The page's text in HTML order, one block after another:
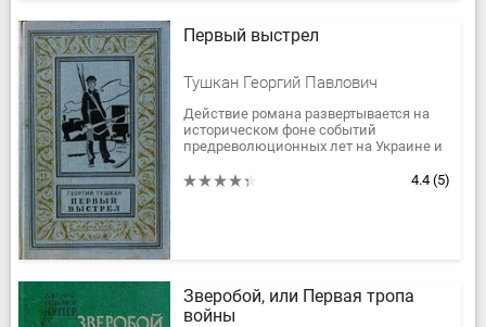
Первый выстрел
Тушкан Георгий Павлович
Действие романа развертывается на
историческом фоне событий
предреволюционных лет на Украине и
является документальной
4.4 (5)
Зверобой, или Первая тропа
войны